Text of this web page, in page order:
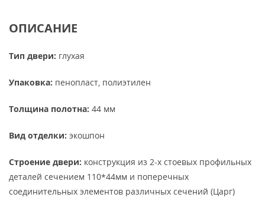
ОПИСАНИЕ
Тип двери: глухая
Упаковка: пенопласт, полиэтилен
Толщина полотна: 44 мм
Вид отделки: экошпон
Строение двери: конструкция из 2-х стоевых профильных
деталей сечением 110*44мм и поперечных
соединительных элементов различных сечений (Царг)